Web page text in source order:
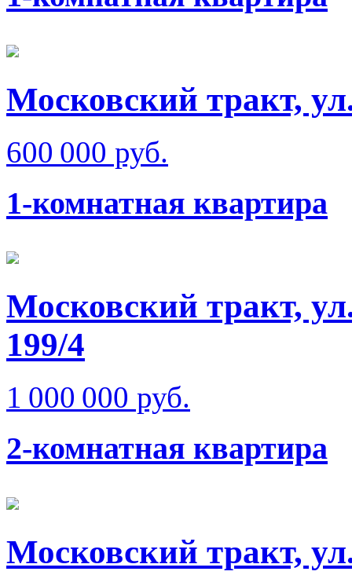
Московский тракт,
600 000 руб.
1-комнатная квартира
Московский тракт,
199/4
1 000 000 руб.
2-комнатная квартира
Московский тракт,